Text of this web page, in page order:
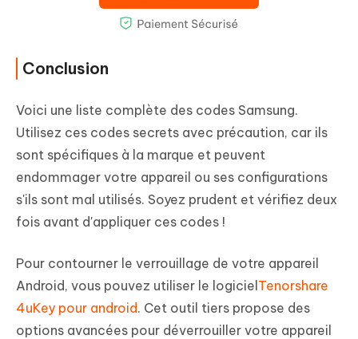
Conclusion
Voici une liste complète des codes Samsung.
Utilisez ces codes secrets avec précaution, car ils
sont spécifiques à la marque et peuvent
endommager votre appareil ou ses configurations
s'ils sont mal utilisés. Soyez prudent et vérifiez deux
fois avant d'appliquer ces codes !
Pour contourner le verrouillage de votre appareil
Android, vous pouvez utiliser le logicielTenorshare
4uKey pour android. Cet outil tiers propose des
options avancées pour déverrouiller votre appareil